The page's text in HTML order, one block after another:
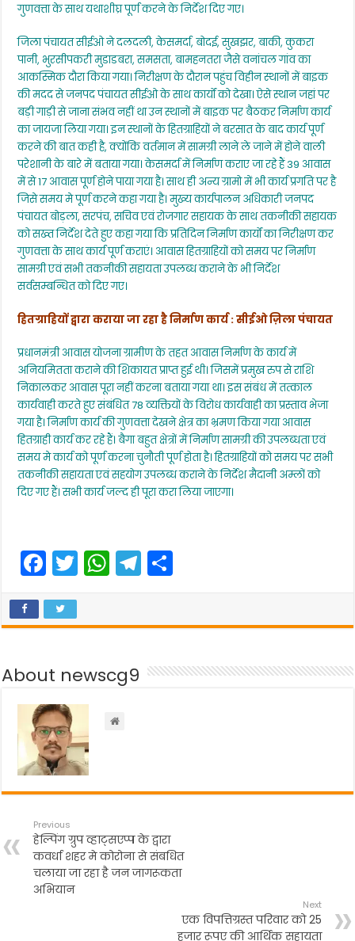
गुणवत्ता के साथ यथाशीघ्र पूर्ण करने के निर्देश दिए गए।
जिला पंचायत सीईओ ने दलदली, केसमर्दा, बोदई, सुखझर, बाकी, कुकरा
पानी, भुरसीपकरी मुडाडबरा, समसता, बामहनतरा जैसे वनांचल गांव का
आकस्मिक दौरा किया गया। निरीक्षण के दौरान पहुंच विहीन स्थानों में बाइक
की मदद से जनपद पंचायत सीईओ के साथ कार्यों को देखा। ऐसे स्थान जहां पर
बड़ी गाड़ी से जाना संभव नहीं था उन स्थानों में बाइक पर बैठकर निर्माण कार्य
का जायजा लिया गया। इन स्थानों के हितग्राहियों ने बरसात के बाद कार्य पूर्ण
करने की बात कही है, क्योंकि वर्तमान में सामग्री लाने ले जाने में होने वाली
परेशानी के बारे में बताया गया। केसमर्दा में निर्माण कराए जा रहे हैं 39 आवास
में से 17 आवास पूर्ण होने पाया गया है। साथ ही अन्य ग्रामो में भी कार्य प्रगति पर है
जिसे समय मे पूर्ण करने कहा गया है। मुख्य कार्यपालन अधिकारी जनपद
पंचायत बोड़ला, सरपंच, सचिव एवं रोजगार सहायक के साथ तकनीकी सहायक
को सख्त निर्देश देते हुए कहा गया कि प्रतिदिन निर्माण कार्यों का निरीक्षण कर
गुणवत्ता के साथ कार्य पूर्ण कराएं। आवास हितग्राहियों को समय पर निर्माण
सामग्री एवं सभी तकनीकी सहायता उपलब्ध कराने के भी निर्देश
सर्वसम्बन्धित को दिए गए।
हितग्राहियों द्वारा कराया जा रहा है निर्माण कार्य : सीईओ ज़िला पंचायत
प्रधानमंत्री आवास योजना ग्रामीण के तहत आवास निर्माण के कार्य में
अनियमितता कराने की शिकायत प्राप्त हुई थी। जिसमें प्रमुख रुप से राशि
निकालकर आवास पूरा नहीं करना बताया गया था। इस संबंध में तत्काल
कार्यवाही करते हुए संबंधित 78 व्यक्तियों के विरोध कार्यवाही का प्रस्ताव भेजा
गया है। निर्माण कार्य की गुणवत्ता देखने क्षेत्र का भ्रमण किया गया आवास
हितग्राही कार्य कर रहे हैं। बैगा बहुत क्षेत्रों में निर्माण सामग्री की उपलब्धता एवं
समय मे कार्य को पूर्ण करना चुनौती पूर्ण होता है। हितग्राहियों को समय पर सभी
तकनीकी सहायता एवं सहयोग उपलब्ध कराने के निर्देश मैदानी अम्लों को
दिए गए हैं। सभी कार्य जल्द ही पूरा करा लिया जाएगा।
F
a
c
e
b
o
o
k
T
w
er
W
h
ts
A
p
p
T
el
gr
a
e
About newscg9
Previous
हेल्पिंग ग्रुप व्हाट्सएप्प के द्वारा
कवर्धा शहर मे कोरोना से संबधित
चलाया जा रहा है जन जागरूकता
अभियान
Next
एक विपत्तिग्रस्त परिवार को 25
हजार रूपए की आर्थिक सहायता